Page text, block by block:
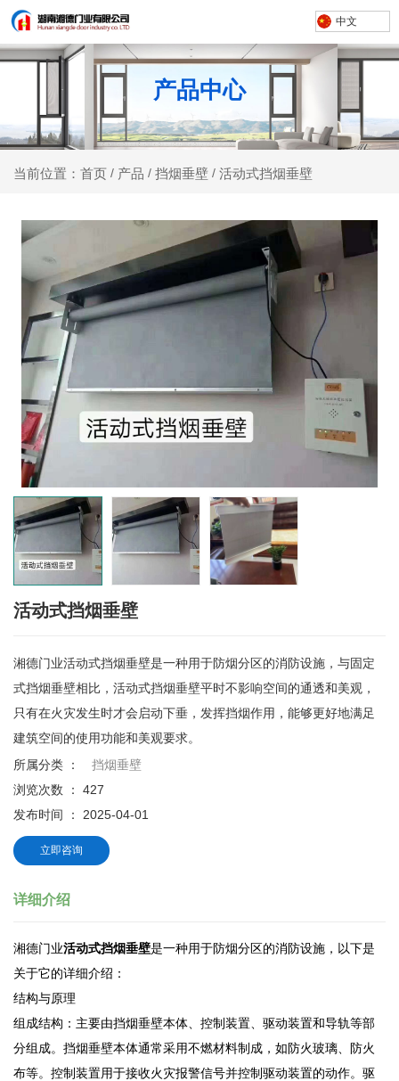
中文
产品中心
当前位置：首页 / 产品 / 挡烟垂壁 / 活动式挡烟垂壁
活动式挡烟垂壁
湘德门业活动式挡烟垂壁是一种用于防烟分区的消防设施，与固定
式挡烟垂壁相比，活动式挡烟垂壁平时不影响空间的通透和美观，
只有在火灾发生时才会启动下垂，发挥挡烟作用，能够更好地满足
建筑空间的使用功能和美观要求。
所属分类 ：
挡烟垂壁
浏览次数 ： 427
发布时间 ： 2025-04-01
立即咨询
详细介绍
湘德门业活动式挡烟垂壁是一种用于防烟分区的消防设施，以下是
关于它的详细介绍：
结构与原理
组成结构：主要由挡烟垂壁本体、控制装置、驱动装置和导轨等部
分组成。挡烟垂壁本体通常采用不燃材料制成，如防火玻璃、防火
布等。控制装置用于接收火灾报警信号并控制驱动装置的动作。驱